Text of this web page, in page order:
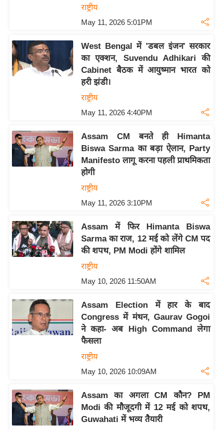
र्म
ज्यो
ति
म
हि
मा
/
ल
व्र
त
रा
शि
फ
वि
श्ले
ष
राष्ट्रीय
May 11, 2026 5:01PM
West Bengal में 'डबल इंजन' सरकार
का एक्शन, Suvendu Adhikari की
Cabinet बैठक में आयुष्मान भारत को
हरी झंडी।
राष्ट्रीय
May 11, 2026 4:40PM
Assam CM बनते ही Himanta
Biswa Sarma का बड़ा ऐलान, Party
Manifesto लागू करना पहली प्राथमिकता
होगी
राष्ट्रीय
May 11, 2026 3:10PM
Assam में फिर Himanta Biswa
Sarma का राज, 12 मई को लेंगे CM पद
की शपथ, PM Modi होंगे शामिल
राष्ट्रीय
May 10, 2026 11:50AM
Assam Election में हार के बाद
Congress में मंथन, Gaurav Gogoi
ने कहा- अब High Command लेगा
फैसला
राष्ट्रीय
May 10, 2026 10:09AM
Assam का अगला CM कौन? PM
Modi की मौजूदगी में 12 मई को शपथ,
Guwahati में भव्य तैयारी